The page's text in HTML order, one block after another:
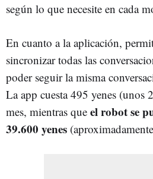
según lo que necesite en cada
En cuanto a la aplicación,
sincronizar todas las
poder seguir la misma
La app cuesta 495 yenes (unos
mes, mientras que el robot se
39.600 yenes